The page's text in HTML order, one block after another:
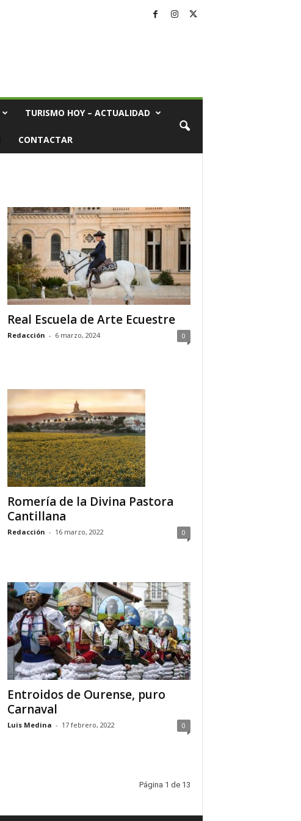
TURISMO HOY – ACTUALIDAD
CONTACTAR
Real Escuela de Arte Ecuestre
Redacción - 6 marzo, 2024 0
Romería de la Divina Pastora
Cantillana
Redacción - 16 marzo, 2022 0
Entroidos de Ourense, puro
Carnaval
Luis Medina - 17 febrero, 2022 0
Página 1 de 13